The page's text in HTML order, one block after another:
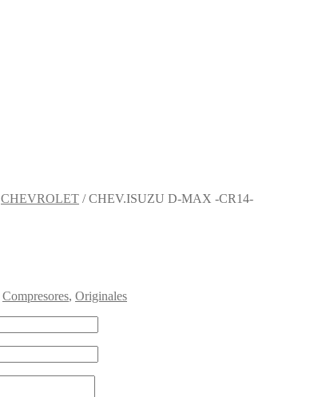
CHEVROLET /CHEV.ISUZU D-MAX -CR14-
Compresores, Originales